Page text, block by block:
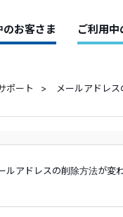
のお客さま ご利用中
ポート > メールアドレ
アドレスの削除方法が変